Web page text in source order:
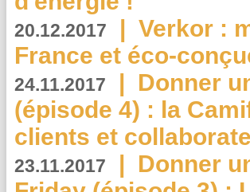
20.12.2017 | Verkor :
France et éco-
24.11.2017 | Donner
(épisode 4) : la
clients et
23.11.2017 | Donner